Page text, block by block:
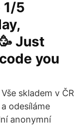
1/5
Just
you
Vše skladem v ČR
a odesíláme
anonymní